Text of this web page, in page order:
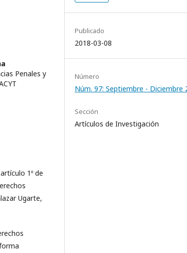
Penales y
1º de
Ugarte,
Publicado
2018-03-08
Número
Núm. 97: Septiembre - Diciembre
Sección
Artículos de Investigación